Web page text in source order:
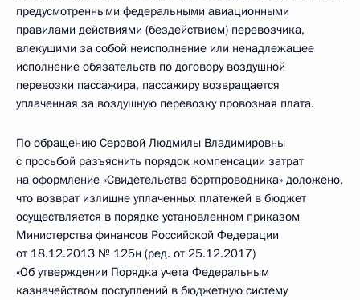
предусмотренными федеральными авиационными
правилами действиями (бездействием) перевозчика,
влекущими за собой неисполнение или ненадлежащее
исполнение обязательств по договору воздушной
перевозки пассажира, пассажиру возвращается
уплаченная за воздушную перевозку провозная плата.
По обращению Серовой Людмилы Владимировны
с просьбой разъяснить порядок компенсации затрат
на оформление «Свидетельства бортпроводника» доложено,
что возврат излишне уплаченных платежей в бюджет
осуществляется в порядке установленном приказом
Министерства финансов Российской Федерации
от 18.12.2013 № 125н (ред. от 25.12.2017)
«Об утверждении Порядка учета Федеральным
казначейством поступлений в бюджетную систему